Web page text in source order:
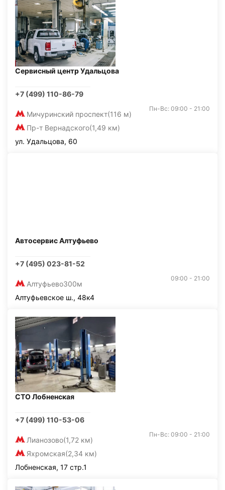
Сервисный центр Удальцова
+7 (499) 110-86-79
Мичуринский проспект(116 м)
Пр-т Вернадского(1,49 км)
Пн-Вс: 09:00 - 21:00
ул. Удальцова, 60
Автосервис Алтуфьево
+7 (495) 023-81-52
Алтуфьево300м
09:00 - 21:00
Алтуфьевское ш., 48к4
СТО Лобненская
+7 (499) 110-53-06
Лианозово(1,72 км)
Яхромская(2,34 км)
Пн-Вс: 09:00 - 21:00
Лобненская, 17 стр.1